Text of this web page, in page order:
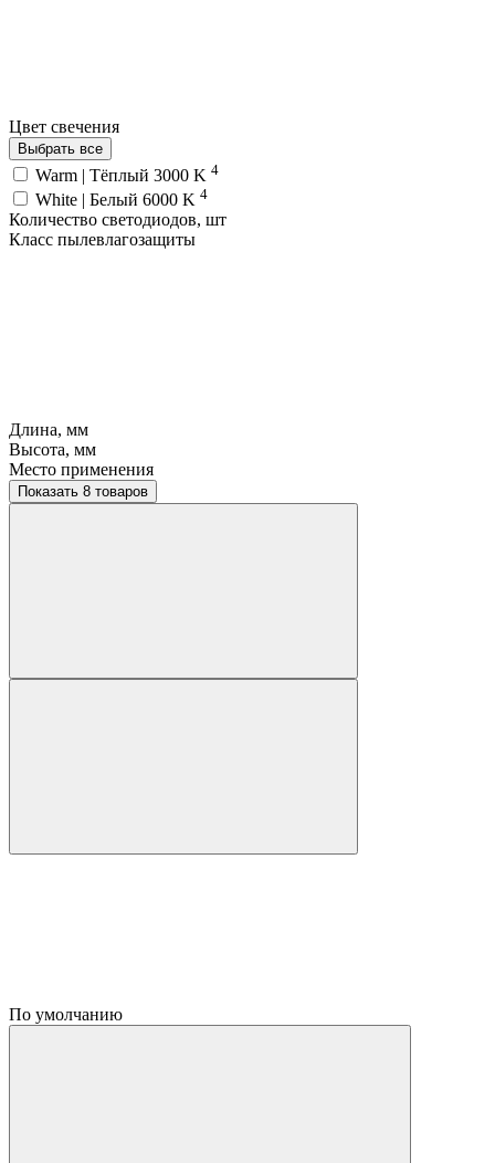
Цвет свечения
Выбрать все
Warm | Тёплый 3000 K 4
White | Белый 6000 K 4
Количество светодиодов, шт
Класс пылевлагозащиты
Длина, мм
Высота, мм
Место применения
Показать 8 товаров
По умолчанию